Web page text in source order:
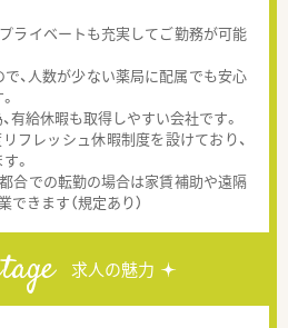
ライベートも充実してご勤務が可能
、人数が少ない薬局に配属でも安心
有給休暇も取得しやすい会社です。
フレッシュ休暇制度を設けており、
。
合での転勤の場合は家賃補助や遠隔
きます（規定あり）
求人の魅力